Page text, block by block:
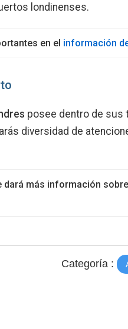
londinenses.
en el información
posee dentro de sus
diversidad de
dará más información
Categoría :